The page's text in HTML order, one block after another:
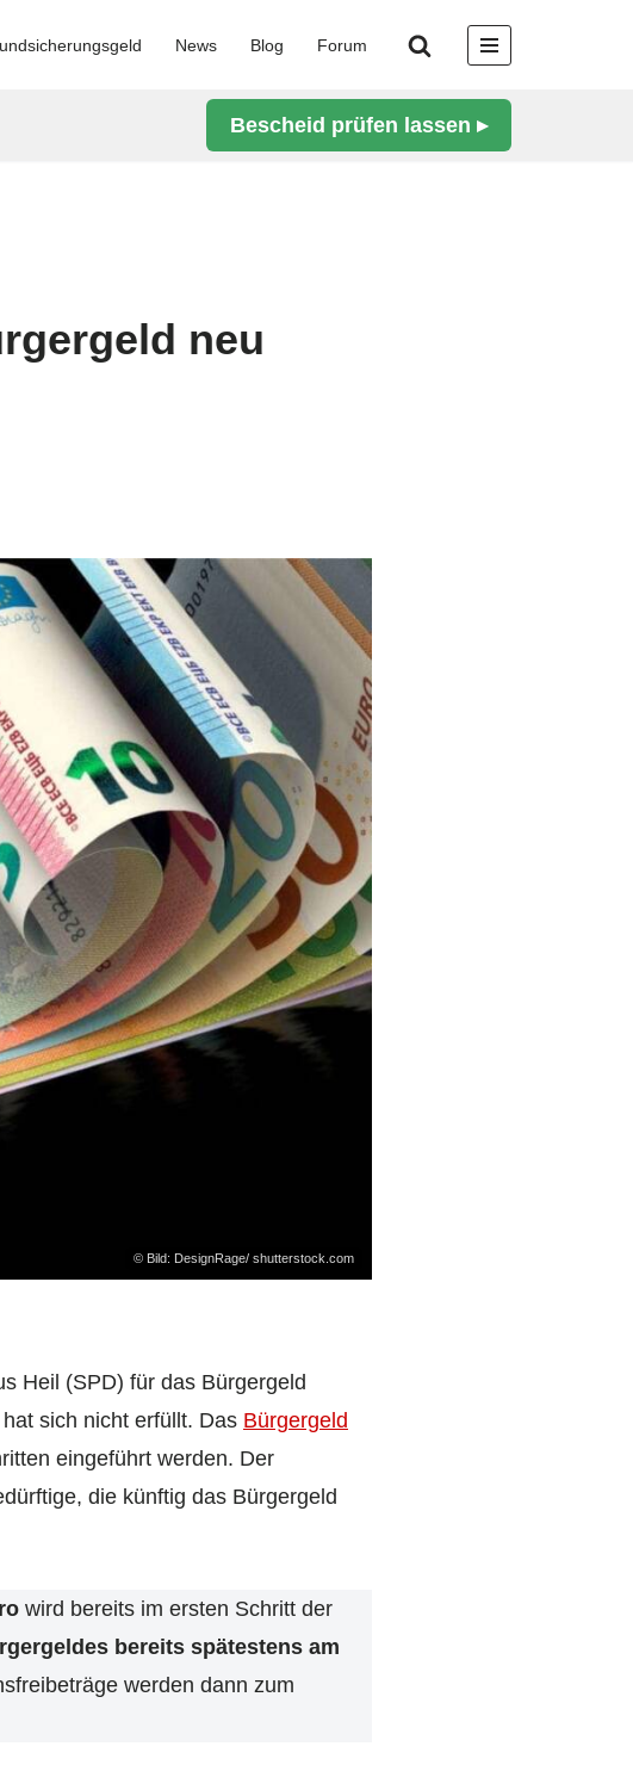
News Blog Forum
Bescheid prüfen lassen ▸
neu
© Bild: DesignRage/ shutterstock.com
Heil (SPD) für das Bürgergeld
sich nicht erfüllt. Das Bürgergeld
eingeführt werden. Der
die künftig das Bürgergeld
wird bereits im ersten Schritt der
bereits spätestens am
werden dann zum